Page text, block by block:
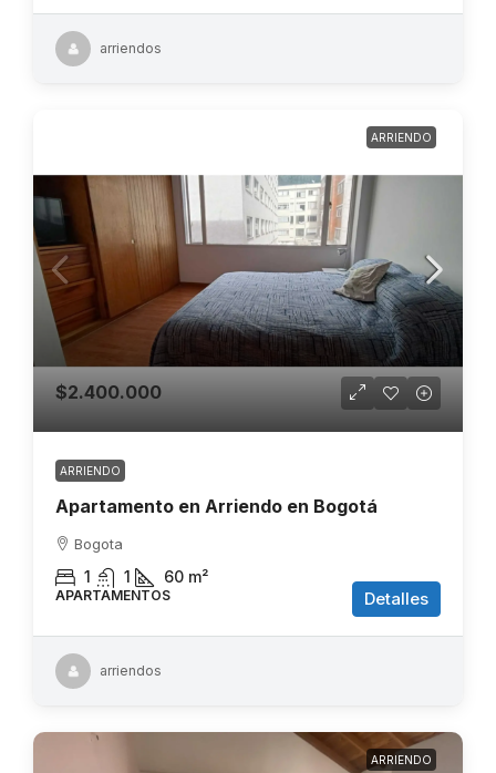
arriendos
ARRIENDO
$2.400.000
ARRIENDO
Apartamento en Arriendo en Bogotá
Bogota
1 1 60 m²
APARTAMENTOS Detalles
arriendos
ARRIENDO